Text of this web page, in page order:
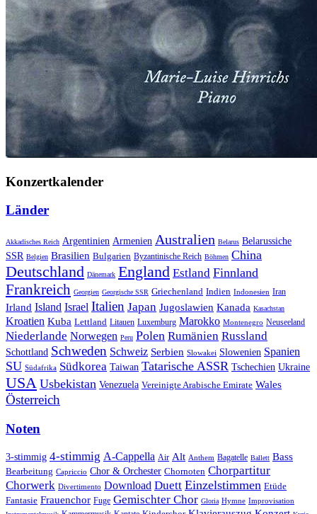
Konzertkalender
Länder
Akkadisches Reich Argentinien Armenien Australien Belarus Belarussiche
SSR Belgien Brasilien Bulgarien Byzantinische Reich Böhmen China
Deutschland Dänemark England Estland Finnland
Frankreich Georgien Georgische SSR Griechenland Indien Indonesien Iran
Irland Island Israel Italien Japan Jugoslawien Kanada Kasachstan
Kroatien Kuba Lettland Litauen Luxemburg Marokko Montenegro Neuseeland
Niederlande Norwegen Peru Polen Rumänien Russland
Schottland Schweden Schweiz Serbien Slowakei Slowenien Spanien
SU Südafrika Südkorea Taiwan Tatarische ASSR Tschechien Ukraine
USA Usbekistan Venezuela Vereinigte Arabische Emirate Wales
Österreich
Noten
3-stimmig 4-stimmig A-Cappella Air Alt Anthem Bagatelle Ballett Bass
Bearbeitung Capriccio Chor & Orchester Chornoten Chorpartitur
Chorwerk Divertimento Download Duett Einzelstimmen Etüde
Fantasie Frauenchor Fuge Gemischter Chor Gloria Hymne Improvisation